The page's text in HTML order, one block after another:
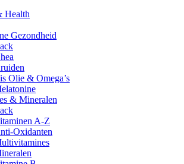
Health
Gezondheid
Olie & Omega’s
& Mineralen
A-Z
Oxidanten